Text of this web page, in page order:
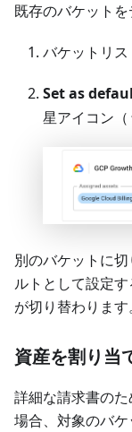
既存のバケット
バケットリス
Set as
星アイコン（
別のバケットに
ルトとして設定
が切り替わります。
資産を割り当
詳細な請求書の
場合、対象のバ